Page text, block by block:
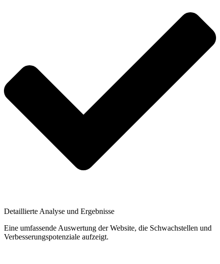
Detaillierte Analyse und Ergebnisse
Eine umfassende Auswertung der Website, die Schwachstellen und
Verbesserungspotenziale aufzeigt.